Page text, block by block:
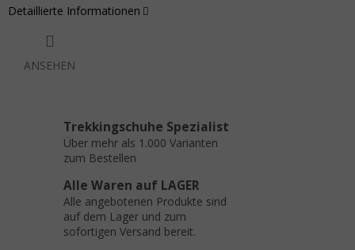
Detaillierte Informationen
ANSEHEN
Trekkingschuhe Spezialist
Über mehr als 1.000 Varianten
zum Bestellen
Alle Waren auf LAGER
Alle angebotenen Produkte sind
auf dem Lager und zum
sofortigen Versand bereit.